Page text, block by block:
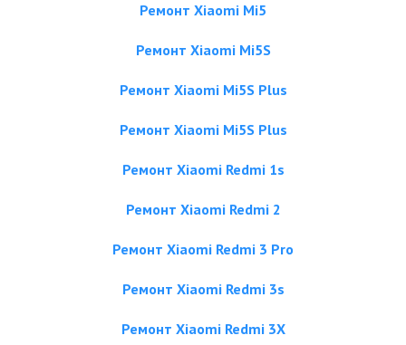
Ремонт Xiaomi Mi5
Ремонт Xiaomi Mi5S
Ремонт Xiaomi Mi5S Plus
Ремонт Xiaomi Mi5S Plus
Ремонт Xiaomi Redmi 1s
Ремонт Xiaomi Redmi 2
Ремонт Xiaomi Redmi 3 Pro
Ремонт Xiaomi Redmi 3s
Ремонт Xiaomi Redmi 3X